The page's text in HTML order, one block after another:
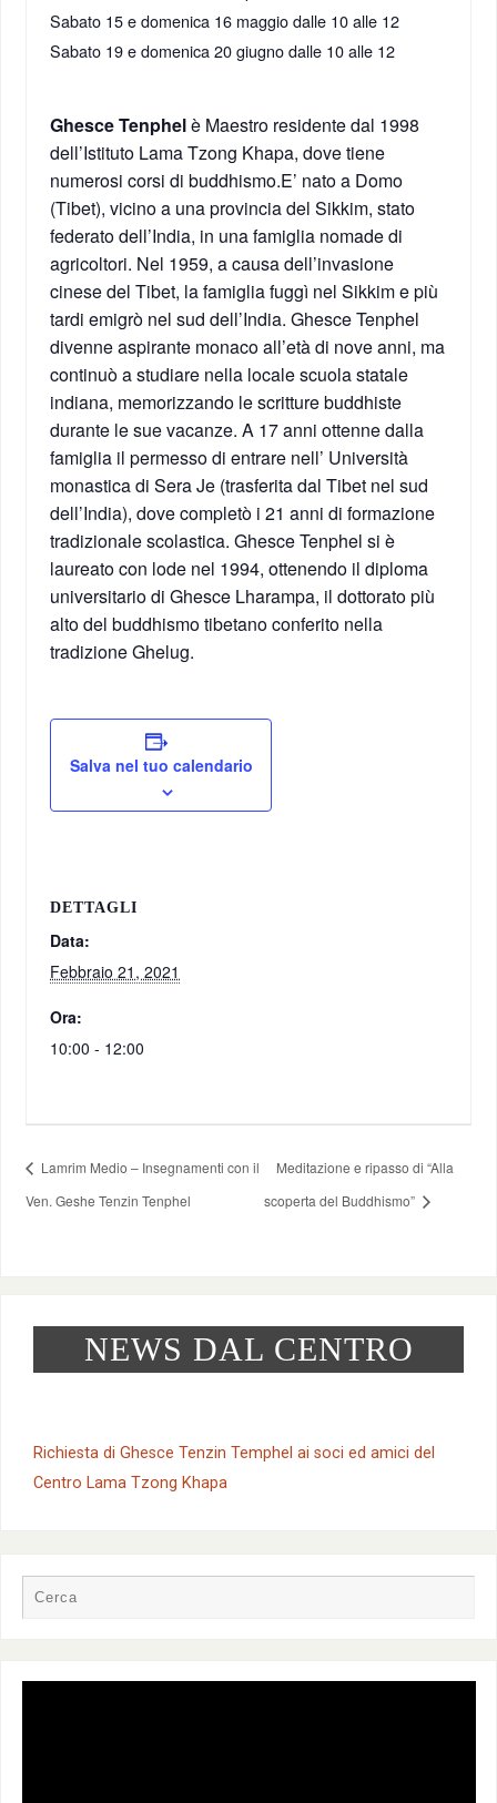
Sabato 15 e domenica 16 maggio dalle 10 alle 12
Sabato 19 e domenica 20 giugno dalle 10 alle 12
Ghesce Tenphelè Maestro residente dal 1998
dell’Istituto Lama Tzong Khapa, dove tiene
numerosi corsi di buddhismo.E’ nato a Domo
(Tibet), vicino a una provincia del Sikkim, stato
federato dell’India, in una famiglia nomade di
agricoltori. Nel 1959, a causa dell’invasione
cinese del Tibet, la famiglia fuggì nel Sikkim e più
tardi emigrò nel sud dell’India. Ghesce Tenphel
divenne aspirante monaco all’età di nove anni, ma
continuò a studiare nella locale scuola statale
indiana, memorizzando le scritture buddhiste
durante le sue vacanze. A 17 anni ottenne dalla
famiglia il permesso di entrare nell’ Università
monastica di Sera Je (trasferita dal Tibet nel sud
dell’India), dove completò i 21 anni di formazione
tradizionale scolastica. Ghesce Tenphel si è
laureato con lode nel 1994, ottenendo il diploma
universitario di Ghesce Lharampa, il dottorato più
alto del buddhismo tibetano conferito nella
tradizione Ghelug.
Salva nel tuo calendario
DETTAGLI
Data:
Febbraio 21, 2021
Ora:
10:00 - 12:00
Lamrim Medio – Insegnamenti con il
Ven. Geshe Tenzin Tenphel
Meditazione e ripasso di “Alla
scoperta del Buddhismo”
NEWS DAL CENTRO
Richiesta di Ghesce Tenzin Temphel ai soci ed amici del
Centro Lama Tzong Khapa